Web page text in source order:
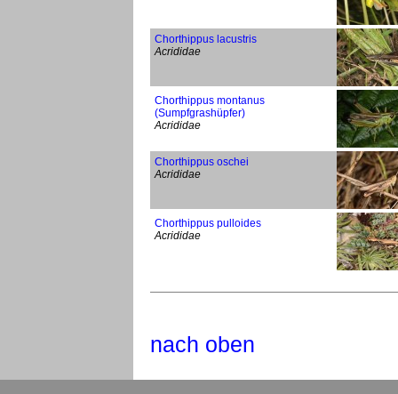
Chorthippus lacustris
Acrididae
Chorthippus montanus
(Sumpfgrashüpfer)
Acrididae
Chorthippus oschei
Acrididae
Chorthippus pulloides
Acrididae
nach oben